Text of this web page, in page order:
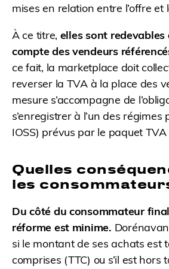
mises en relation entre l’offre et
À ce titre, elles sont
compte des vendeurs
ce fait, la marketplace doit
reverser la TVA à la place des
mesure s’accompagne de
s’enregistrer à l’un des régimes
IOSS) prévus par le paquet
Quelles
les
Du côté du consommateur
réforme est minime.
si le montant de ses achats est
comprises (TTC) ou s’il est hors